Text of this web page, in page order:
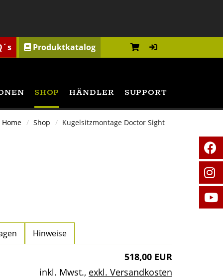
Produktkatalog
SHOP HÄNDLER SUPPORT
Home Shop Kugelsitzmontage Doctor Sight
Hinweise
518,00 EUR
inkl. Mwst., exkl. Versandkosten